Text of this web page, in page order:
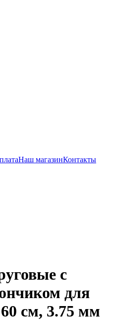
Наш магазинКонтакты
с
для
см, 3.75 мм